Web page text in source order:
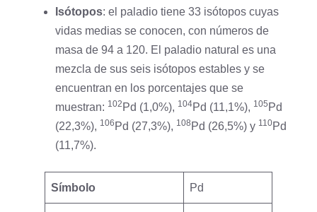
Isótopos: el paladio tiene 33 isótopos cuyas
vidas medias se conocen, con números de
masa de 94 a 120. El paladio natural es una
mezcla de sus seis isótopos estables y se
encuentran en los porcentajes que se
muestran: 102 Pd (1,0%), 104Pd (11,1%), 105 Pd
(22,3%), 106 Pd (27,3%), 108 Pd (26,5%) y 110Pd
(11,7%).
Símbolo Pd